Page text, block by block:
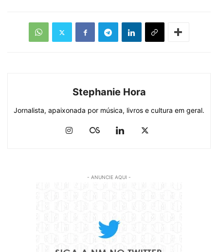
Stephanie Hora
Jornalista, apaixonada por música, livros e cultura em geral.
- ANUNCIE AQUI -